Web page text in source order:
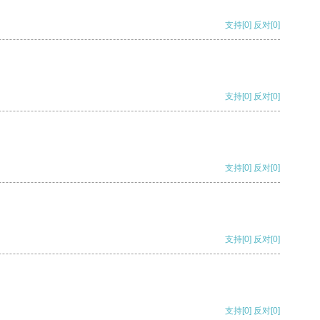
支持[0] 反对[0]
支持[0] 反对[0]
支持[0] 反对[0]
支持[0] 反对[0]
支持[0] 反对[0]